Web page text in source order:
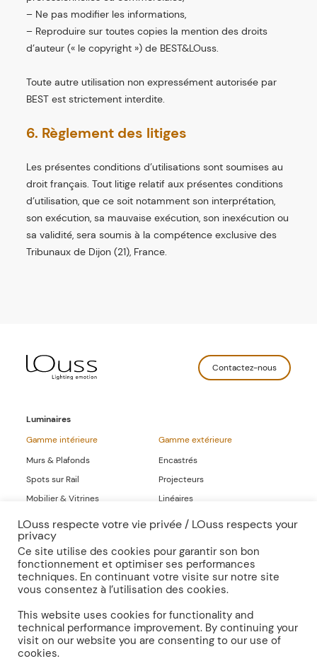
– Ne pas modifier les informations,
– Reproduire sur toutes copies la mention des droits
d’auteur (« le copyright ») de BEST&LOuss.
Toute autre utilisation non expressément autorisée par
BEST est strictement interdite.
6. Règlement des litiges
Les présentes conditions d’utilisations sont soumises au
droit français. Tout litige relatif aux présentes conditions
d’utilisation, que ce soit notamment son interprétation,
son exécution, sa mauvaise exécution, son inexécution ou
sa validité, sera soumis à la compétence exclusive des
Tribunaux de Dijon (21), France.
Contactez-nous
Luminaires
Gamme intérieure
Murs & Plafonds
Spots sur Rail
Mobilier & Vitrines
Gammes Complètes
Gamme extérieure
Encastrés
Projecteurs
Linéaires
Sur-mesure
Inspirations
Publications
Presse
Documentation
LOuss respecte votre vie privée / LOuss respects your
privacy
Ce site utilise des cookies pour garantir son bon
fonctionnement et optimiser ses performances
techniques. En continuant votre visite sur notre site
vous consentez à l’utilisation des cookies.
This website uses cookies for functionality and
technical performance improvement. By continuing your
visit on our website you are consenting to our use of
cookies.